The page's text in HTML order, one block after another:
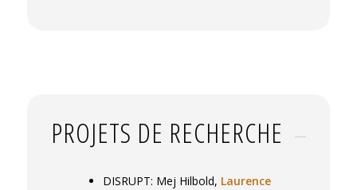
PROJETS DE RECHERCHE
DISRUPT: Mej Hilbold, Laurence